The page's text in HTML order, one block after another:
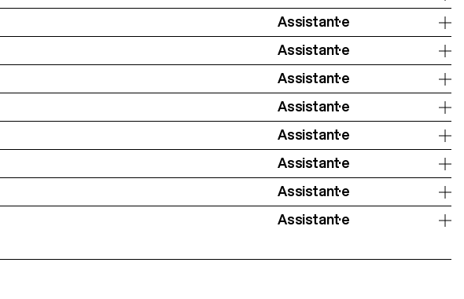
Assistant·e
Assistant·e
Assistant·e
Assistant·e
Assistant·e
Assistant·e
Assistant·e
Assistant·e